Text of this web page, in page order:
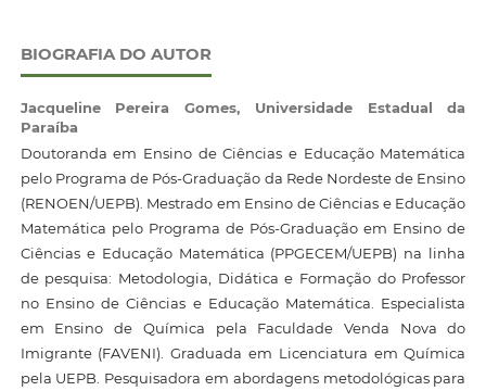
BIOGRAFIA DO AUTOR
Jacqueline Pereira Gomes, Universidade Estadual da
Paraíba
Doutoranda em Ensino de Ciências e Educação Matemática
pelo Programa de Pós-Graduação da Rede Nordeste de Ensino
(RENOEN/UEPB). Mestrado em Ensino de Ciências e Educação
Matemática pelo Programa de Pós-Graduação em Ensino de
Ciências e Educação Matemática (PPGECEM/UEPB) na linha
de pesquisa: Metodologia, Didática e Formação do Professor
no Ensino de Ciências e Educação Matemática. Especialista
em Ensino de Química pela Faculdade Venda Nova do
Imigrante (FAVENI). Graduada em Licenciatura em Química
pela UEPB. Pesquisadora em abordagens metodológicas para